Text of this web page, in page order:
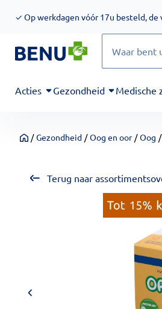
✓ Op werkdagen vóór 17u besteld, de
Acties Gezondheid Medische
Home
/ Gezondheid / Oog en oor / Oog /
Terug naar